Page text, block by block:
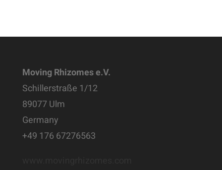
Moving Rhizomes e.V.
Schillerstraße 1/12
89077 Ulm
Germany
+49 176 67276563